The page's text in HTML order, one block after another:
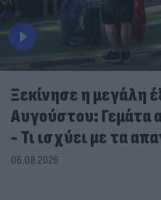
Ξεκίνησε η μεγάλη
Αυγούστου: Γεμάτα
- Τι ισχύει με τα
06.08.2026